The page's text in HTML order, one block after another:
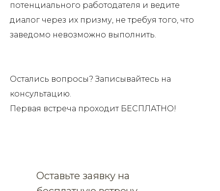
потенциального работодателя и ведите
диалог через их призму, не требуя того, что
заведомо невозможно выполнить.
Остались вопросы? Записывайтесь на
консультацию.
Первая встреча проходит БЕСПЛАТНО!
Оставьте заявку на